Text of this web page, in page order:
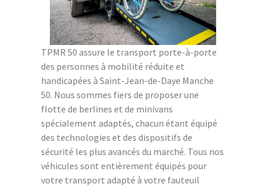
TPMR 50 assure le transport porte-à-porte
des personnes à mobilité réduite et
handicapées à Saint-Jean-de-Daye Manche
50. Nous sommes fiers de proposer une
flotte de berlines et de minivans
spécialement adaptés, chacun étant équipé
des technologies et des dispositifs de
sécurité les plus avancés du marché. Tous nos
véhicules sont entièrement équipés pour
votre transport adapté à votre fauteuil